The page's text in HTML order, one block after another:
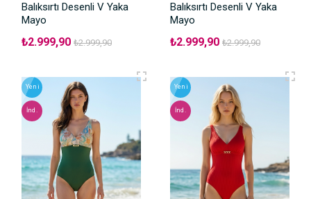
Balıksırtı Desenli V Yaka
Mayo
₺2.999,90 ₺2.999,90
Balıksırtı Desenli V Yaka
Mayo
₺2.999,90 ₺2.999,90
Yeni
İnd.
Yeni
İnd.